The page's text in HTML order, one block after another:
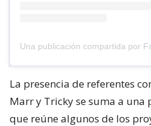
La presencia de referentes
Marr y Tricky se suma a una
que reúne algunos de los